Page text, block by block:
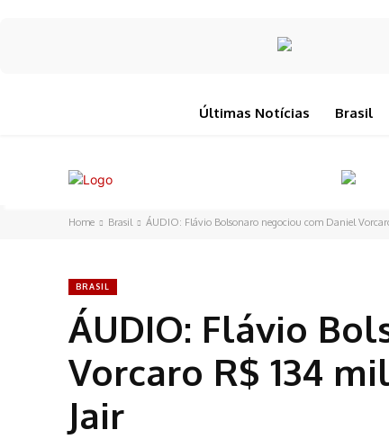
Últimas Notícias Brasil
Home Brasil ÁUDIO: Flávio Bolsonaro negociou com Daniel
BRASIL
ÁUDIO: Flávio
Vorcaro R$ 134
Jair